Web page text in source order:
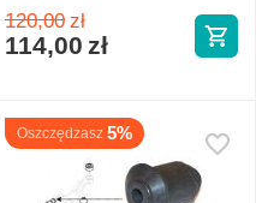
120,00 zł
114,00 zł
Oszczędzasz 5%